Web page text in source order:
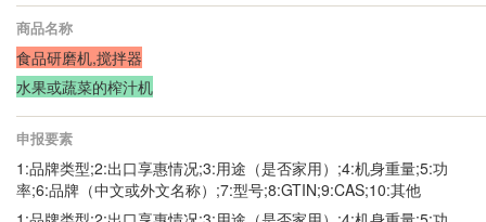
商品名称
食品研磨机,搅拌器
水果或蔬菜的榨汁机
申报要素
1:品牌类型;2:出口享惠情况;3:用途（是否家用）;4:机身重量;5:功
率;6:品牌（中文或外文名称）;7:型号;8:GTIN;9:CAS;10:其他